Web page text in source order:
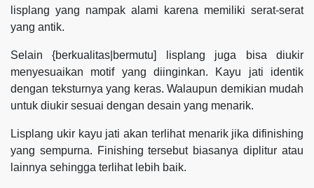
lisplang yang nampak alami karena memiliki serat-serat
yang antik.
Selain {berkualitas|bermutu] lisplang juga bisa diukir
menyesuaikan motif yang diinginkan. Kayu jati identik
dengan teksturnya yang keras. Walaupun demikian mudah
untuk diukir sesuai dengan desain yang menarik.
Lisplang ukir kayu jati akan terlihat menarik jika difinishing
yang sempurna. Finishing tersebut biasanya diplitur atau
lainnya sehingga terlihat lebih baik.